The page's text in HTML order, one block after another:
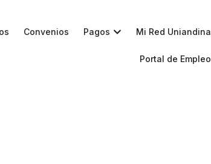
Convenios Pagos Mi Red Uniandina
Portal de Empleo